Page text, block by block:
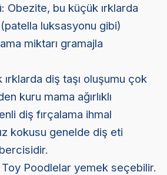
Obezite, bu küçük ırklarda
(patella luksasyonu gibi)
miktarı gramajla
ırklarda diş taşı oluşumu çok
kuru mama ağırlıklı
diş fırçalama ihmal
kokusu genelde diş eti
Poodlelar yemek seçebilir.